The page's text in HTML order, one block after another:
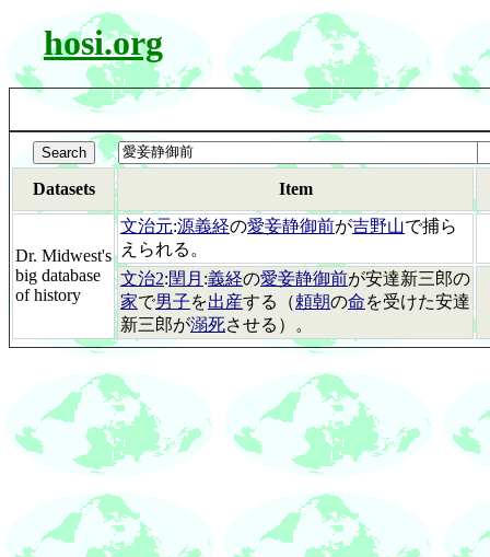
hosi.org
Datasets Item
Dr. Midwest's
big database
of history
文治元:源義経の愛妾静御前が吉野山で捕ら
えられる。
文治2:閏月 :義経の愛妾静御前が安達新三郎の
家で男子を出産する（頼朝の命を受けた安達
新三郎が溺死させる）。